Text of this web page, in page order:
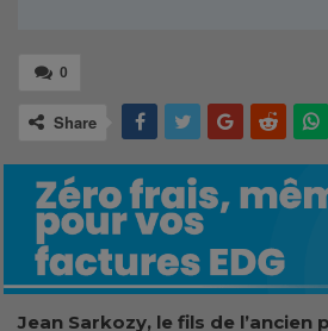
0
Share
Jean Sarkozy, le fils de l’ancien